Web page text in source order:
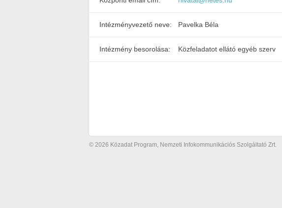
Intézményvezető neve: Pavelka Béla
Intézmény besorolása: Közfeladatot ellátó egyéb szerv
© 2026 Közadat Program, Nemzeti Infokommunikációs Szolgáltató Zrt.